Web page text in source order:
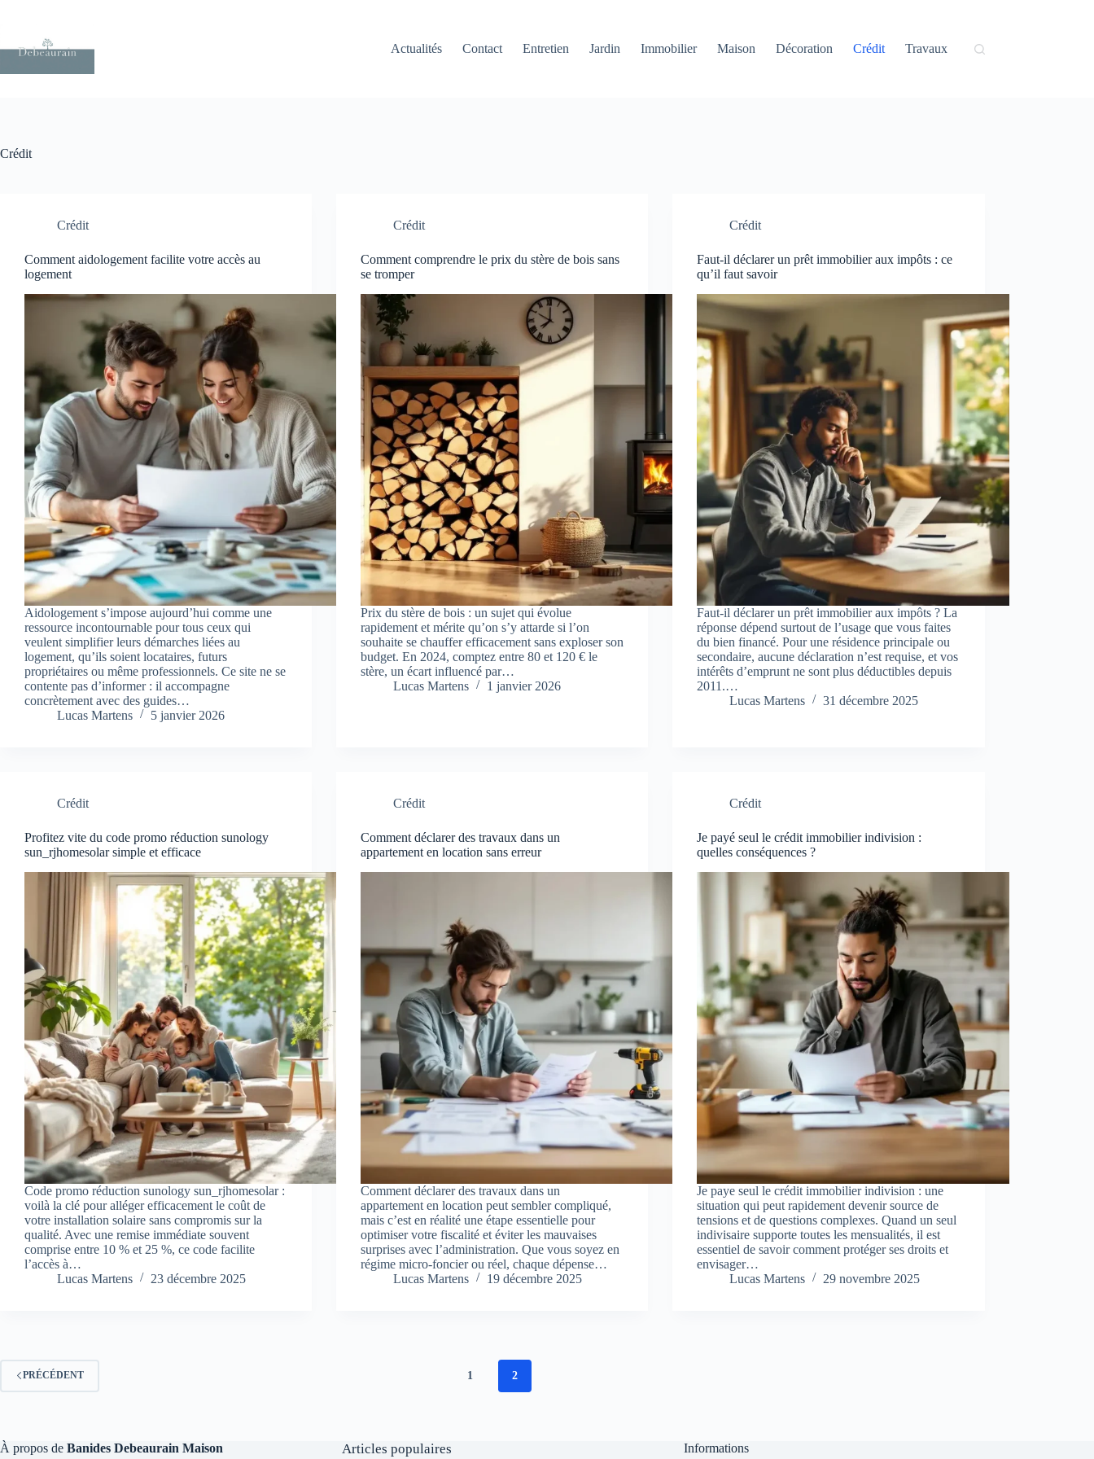
Actualités
Contact Entretien Jardin Immobilier Maison Décoration Crédit Travaux
Crédit
Crédit
Comment aidologement facilite votre accès au
logement
Aidologement s’impose aujourd’hui comme une
ressource incontournable pour tous ceux qui
veulent simplifier leurs démarches liées au
logement, qu’ils soient locataires, futurs
propriétaires ou même professionnels. Ce site ne se
contente pas d’informer : il accompagne
concrètement avec des guides…
Lucas Martens
5 janvier 2026
Crédit
Comment comprendre le prix du stère de bois sans
se tromper
Prix du stère de bois : un sujet qui évolue
rapidement et mérite qu’on s’y attarde si l’on
souhaite se chauffer efficacement sans exploser son
budget. En 2024, comptez entre 80 et 120 € le
stère, un écart influencé par…
Lucas Martens
1 janvier 2026
Crédit
Faut-il déclarer un prêt immobilier aux impôts : ce
qu’il faut savoir
Faut-il déclarer un prêt immobilier aux impôts ? La
réponse dépend surtout de l’usage que vous faites
du bien financé. Pour une résidence principale ou
secondaire, aucune déclaration n’est requise, et vos
intérêts d’emprunt ne sont plus déductibles depuis
2011.…
Lucas Martens
31 décembre 2025
Crédit
Profitez vite du code promo réduction sunology
sun_rjhomesolar simple et efficace
Code promo réduction sunology sun_rjhomesolar :
voilà la clé pour alléger efficacement le coût de
votre installation solaire sans compromis sur la
qualité. Avec une remise immédiate souvent
comprise entre 10 % et 25 %, ce code facilite
l’accès à…
Lucas Martens
23 décembre 2025
Crédit
Comment déclarer des travaux dans un
appartement en location sans erreur
Comment déclarer des travaux dans un
appartement en location peut sembler compliqué,
mais c’est en réalité une étape essentielle pour
optimiser votre fiscalité et éviter les mauvaises
surprises avec l’administration. Que vous soyez en
régime micro-foncier ou réel, chaque dépense…
Lucas Martens
19 décembre 2025
Crédit
Je payé seul le crédit immobilier indivision :
quelles conséquences ?
Je paye seul le crédit immobilier indivision : une
situation qui peut rapidement devenir source de
tensions et de questions complexes. Quand un seul
indivisaire supporte toutes les mensualités, il est
essentiel de savoir comment protéger ses droits et
envisager…
Lucas Martens
29 novembre 2025
PRÉCÉDENT 1 2
À propos de Banides Debeaurain Maison Articles populaires Informations